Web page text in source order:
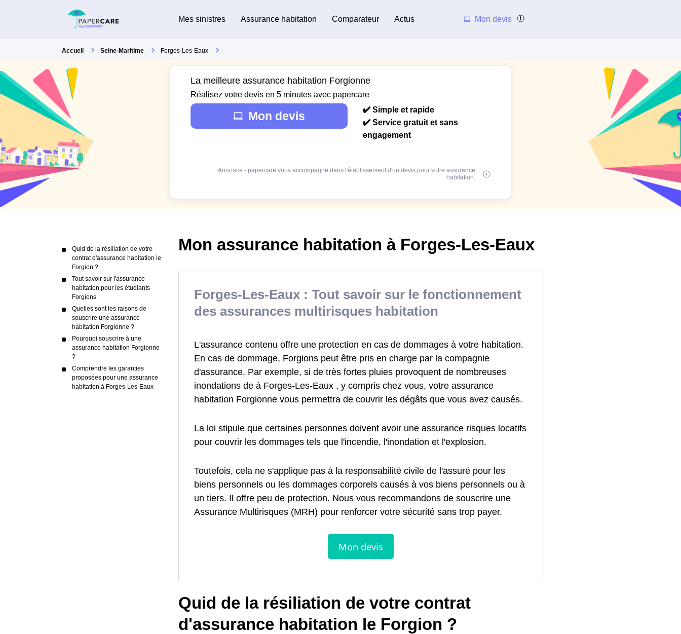
Mes sinistres Assurance habitation Comparateur Actus Mon devis
Accueil Seine-Maritime Forges-Les-Eaux
La meilleure assurance habitation Forgionne
Réalisez votre devis en 5 minutes avec papercare
Mon devis
✔️ Simple et rapide
✔️ Service gratuit et sans
engagement
Annonce - papercare vous accompagne dans l'établissement d'un devis pour votre assurance
habitation.
Quid de la résiliation de votre
contrat d'assurance habitation le
Forgion ?
Tout savoir sur l'assurance
habitation pour les étudiants
Forgions
Quelles sont les raisons de
souscrire une assurance
habitation Forgionne ?
Pourquoi souscrire à une
assurance habitation Forgionne
?
Comprendre les garanties
proposées pour une assurance
habitation à Forges-Les-Eaux
Mon assurance habitation à Forges-Les-Eaux
Forges-Les-Eaux : Tout savoir sur le fonctionnement
des assurances multirisques habitation
L'assurance contenu offre une protection en cas de dommages à votre habitation.
En cas de dommage, Forgions peut être pris en charge par la compagnie
d'assurance. Par exemple, si de très fortes pluies provoquent de nombreuses
inondations de à Forges-Les-Eaux , y compris chez vous, votre assurance
habitation Forgionne vous permettra de couvrir les dégâts que vous avez causés.
La loi stipule que certaines personnes doivent avoir une assurance risques locatifs
pour couvrir les dommages tels que l'incendie, l'inondation et l'explosion.
Toutefois, cela ne s'applique pas à la responsabilité civile de l'assuré pour les
biens personnels ou les dommages corporels causés à vos biens personnels ou à
un tiers. Il offre peu de protection. Nous vous recommandons de souscrire une
Assurance Multirisques (MRH) pour renforcer votre sécurité sans trop payer.
Quid de la résiliation de votre contrat
d'assurance habitation le Forgion ?